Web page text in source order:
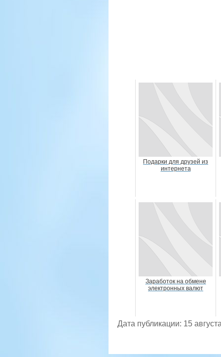
Подарки для друзей из
интернета
Заработок на обмене
электронных валют
Дата публикации: 15